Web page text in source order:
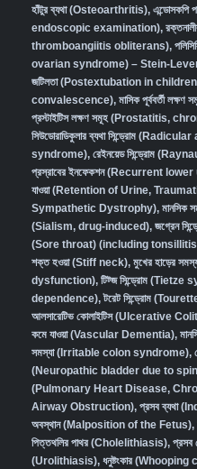
হাঁটুর ব্যথা (Osteoarthritis), এন্ডোসকপি
endoscopic examination),
thromboangiitis obliterans),
ovarian syndrome) – Stein-
জটিলতা (Postextubation in
convalescence), মাসিক পূর্ববর্তী
প্রস্টাইটিস লক্ষণ সমূহ (Prostatitis,
সিউডোরাডিকুলার ব্যথা সিন্ড্রোম
syndrome), রেইনয়েড সিন্ড্রোম
প্রস্রাবের ইনফেকশন (Recurrent
যাওয়া (Retention of Urine,
Sympathetic Dystrophy), মানসিক
(Sialism, drug-induced), জগ্রেন
(Sore throat) (including
শক্ত হওয়া (Stiff neck), মুখের হাড়ের
dysfunction), টিট্জ সিন্ড্রোম
dependence),টরেট সিন্ড্রোম
আলসারেটিভ কোলাইটিস (Ulcerative
কমে যাওয়া (Vascular Dementia),
সমস্যা (Irritable colon syndrome),
(Neuropathic bladder due to
(Pulmonary Heart Disease,
Airway Obstruction), প্রসব ব্যথা
অবস্থান (Malposition of the Fetus),
পিত্তথলির পাথর (Cholelithiasis), প্রসব
(Urolithiasis), ধনুষ্টংকার